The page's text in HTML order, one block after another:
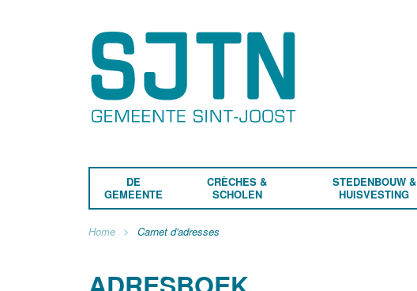
DE
GEMEENTE
CRÈCHES &
SCHOLEN
STEDENBOUW &
HUISVESTING
Home Carnet d'adresses